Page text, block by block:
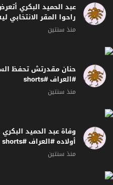
عبد الحميد البكري
راحوا المقر الانتخابي
منذ سنتين
حنان مقدرتش تحفظ
#العراف #shorts
منذ سنتين
وفاة عبد الحميد
أولاده #العراف #shorts
منذ سنتين